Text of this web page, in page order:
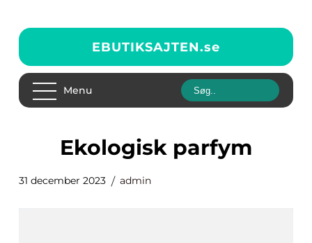
EBUTIKSAJTEN.se
Menu
ekologisk parfym
31 december 2023 admin